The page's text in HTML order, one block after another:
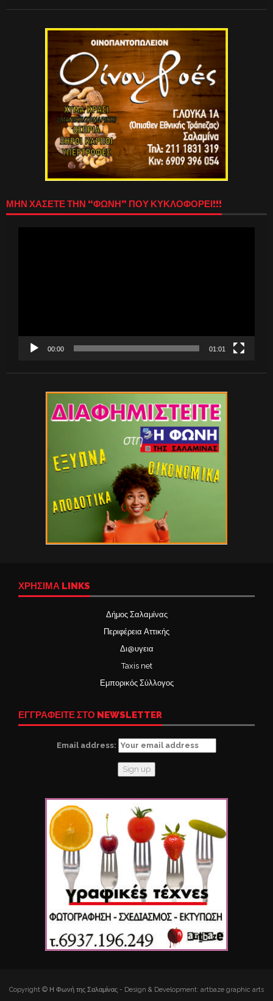
ΜΗΝ ΧΑΣΕΤΕ ΤΗΝ “ΦΩΝΗ” ΠΟΥ ΚΥΚΛΟΦΟΡΕΙ!!!
00:00 01:01
ΧΡΉΣΙΜΑ LINKS
Δήμος Σαλαμίνας
Περιφέρεια Αττικής
Δι@υγεια
Taxis net
Εμπορικός Σύλλογος
ΕΓΓΡΑΦΕΙΤΕ ΣΤΟ NEWSLETTER
Email address:
Copyright © Η Φωνή της Σαλαμίνας - Design & Development: artbaze graphic arts